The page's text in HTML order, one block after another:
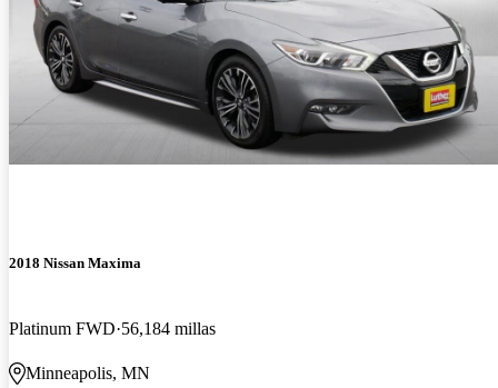
2018 Nissan Maxima
Platinum FWD 56,184 millas
Minneapolis, MN